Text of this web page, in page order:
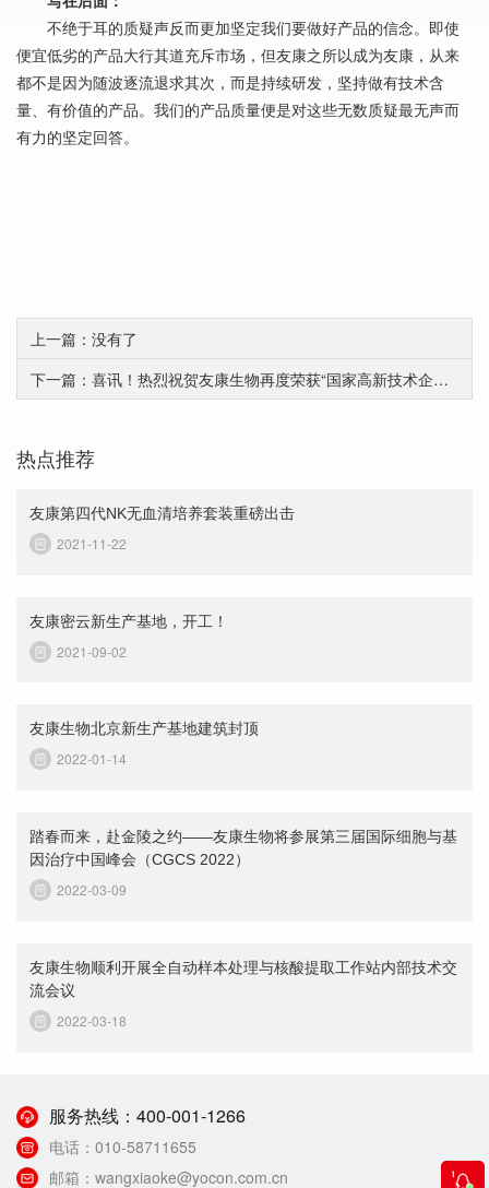
不绝于耳的质疑声反而更加坚定我们要做好产品的信念。即使
便宜低劣的产品大行其道充斥市场，但友康之所以成为友康，从来
都不是因为随波逐流退求其次，而是持续研发，坚持做有技术含
量、有价值的产品。我们的产品质量便是对这些无数质疑最无声而
有力的坚定回答。
上一篇：没有了
下一篇：喜讯！热烈祝贺友康生物再度荣获“国家高新技术企业”认证！
热点推荐
友康第四代NK无血清培养套装重磅出击
2021-11-22
友康密云新生产基地，开工！
2021-09-02
友康生物北京新生产基地建筑封顶
2022-01-14
踏春而来，赴金陵之约——友康生物将参展第三届国际细胞与基
因治疗中国峰会（CGCS 2022）
2022-03-09
友康生物顺利开展全自动样本处理与核酸提取工作站内部技术交
流会议
2022-03-18
服务热线： 400-001-1266
电话： 010-58711655
邮箱： wangxiaoke@yocon.com.cn